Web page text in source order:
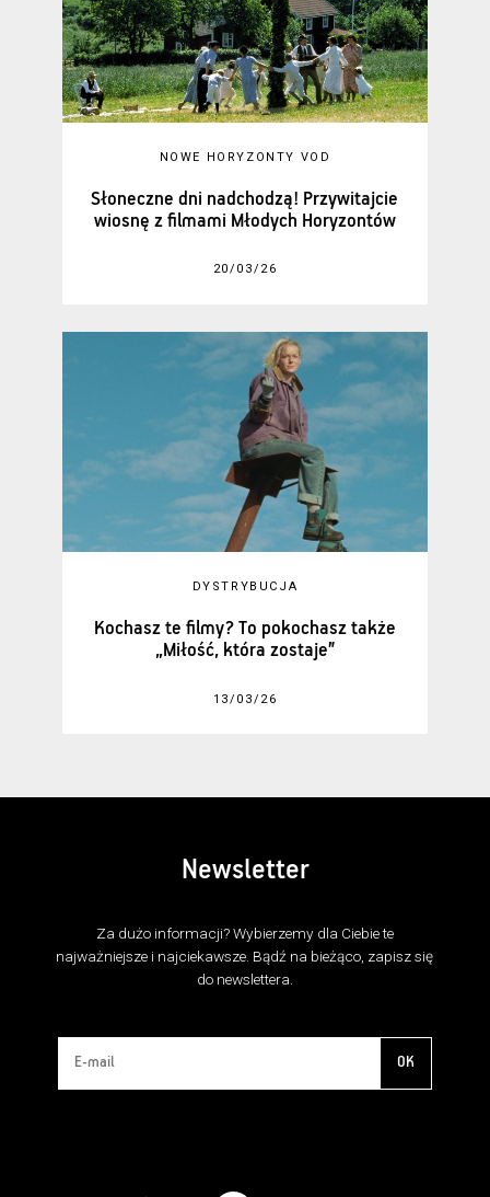
NOWE HORYZONTY VOD
Słoneczne dni nadchodzą! Przywitajcie
wiosnę z filmami Młodych Horyzontów
20/03/26
DYSTRYBUCJA
Kochasz te filmy? To pokochasz także
„Miłość, która zostaje”
13/03/26
Newsletter
Za dużo informacji? Wybierzemy dla Ciebie te
najważniejsze i najciekawsze. Bądź na bieżąco, zapisz się
do newslettera.
OK